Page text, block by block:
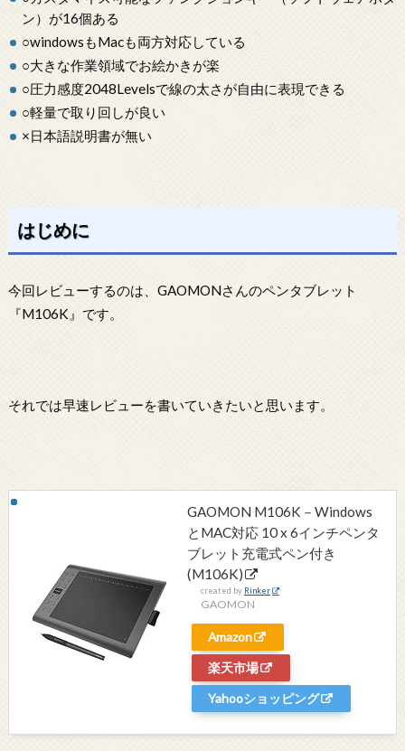
ン）が16個ある
○windowsもMacも両方対応している
○大きな作業領域でお絵かきが楽
○圧力感度2048Levelsで線の太さが自由に表現できる
○軽量で取り回しが良い
×日本語説明書が無い
はじめに
今回レビューするのは、GAOMONさんのペンタブレット
『M106K』です。
それでは早速レビューを書いていきたいと思います。
GAOMON M106K－Windows
とMAC対応 10 x 6インチペンタ
ブレット充電式ペン付き
(M106K)
created by Rinker
GAOMON
Amazon
楽天市場
Yahooショッピング